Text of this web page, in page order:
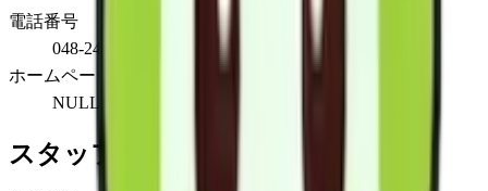
電話番号
048-240-2151
ホームページ
NULL
スタッフ情報